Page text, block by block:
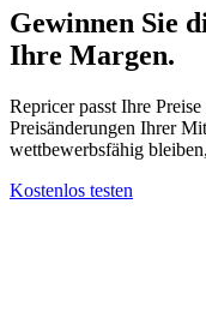
Gewinnen Sie
Ihre Margen.
Repricer passt Ihre
Preisänderungen Ihrer
wettbewerbsfähig
Kostenlos testen